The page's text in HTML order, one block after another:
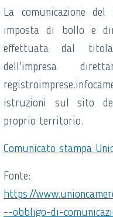
La comunicazione
imposta di bollo e
effettuata dal
dell'impresa
istruzioni sul sito
proprio territorio.
Comunicato stampa
Fonte:
https://
--obbligo-di-